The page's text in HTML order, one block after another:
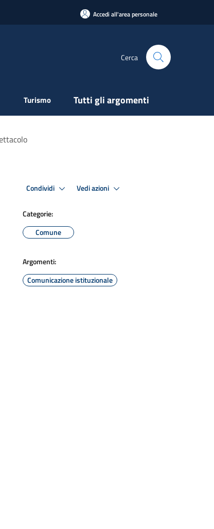
Accedi all'area personale
Cerca
Turismo Tutti gli argomenti
Condividi Vedi azioni
Categorie:
Comune
Argomenti:
Comunicazione istituzionale